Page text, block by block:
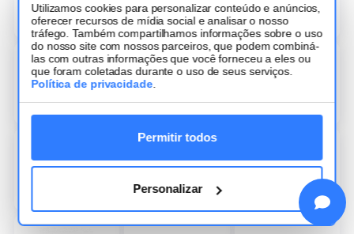
Utilizamos cookies para personalizar conteúdo e anúncios,
oferecer recursos de mídia social e analisar o nosso
tráfego. Também compartilhamos informações sobre o uso
do nosso site com nossos parceiros, que podem combiná-
las com outras informações que você forneceu a eles ou
que foram coletadas durante o uso de seus serviços.
Política de privacidade
Permitir todos
Personalizar